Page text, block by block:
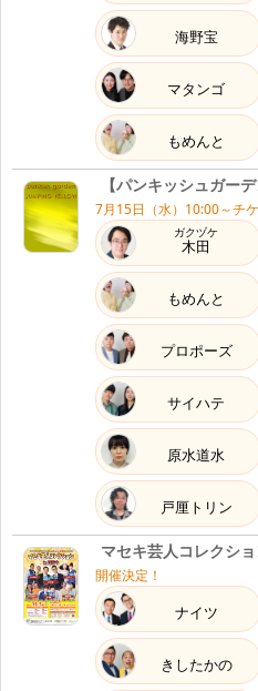
海野宝
マタンゴ
もめんと
【パンキッシュガー
7月15日（水）10:00～チ
ガクヅケ
木田
もめんと
プロポーズ
サイハテ
原水道水
戸厘トリン
マセキ芸人コレクシ
開催決定！
ナイツ
きしたかの